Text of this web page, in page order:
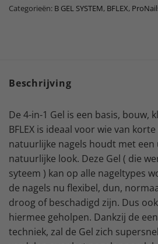
Categorieën: B GEL SYSTEM, BFLEX,
Beschrijving
De 4-in-1 Gel is een basis, bouw,
BFLEX is ideaal voor wie van
natuurlijke nagels houdt met
natuurlijke look. Deze Gel ( die
syteem ) kan op alle nageltypes
de nagels nu flexibel, dun,
droog of beschadigd zijn. Dus
hiermee geholpen. Dankzij de
techniek, zal de Gel zich